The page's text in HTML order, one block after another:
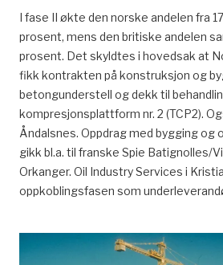
I fase II økte den norske andelen fra
prosent, mens den britiske andelen
prosent. Det skyldtes i hovedsak at
fikk kontrakten på konstruksjon og
betongunderstell og dekk til
kompresjonsplattform nr. 2 (TCP2).
Åndalsnes. Oppdrag med bygging og
gikk bl.a. til franske Spie Batignolles/
Orkanger. Oil Industry Services i
oppkoblingsfasen som